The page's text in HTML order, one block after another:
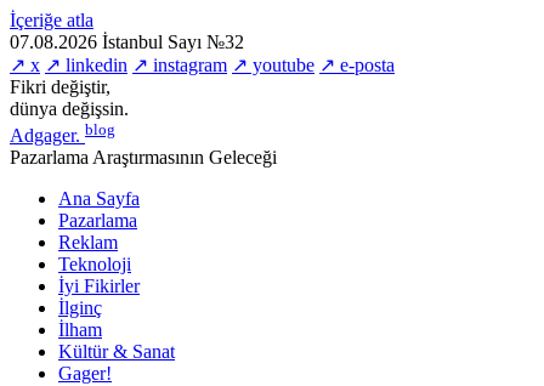
İçeriğe atla
07.08.2026 İstanbul Sayı №32
↗ x ↗ linkedin ↗ instagram ↗ youtube ↗ e-posta
Fikri değiştir,
dünya değişsin.
Adgager. blog
Pazarlama Araştırmasının Geleceği
Ana Sayfa
Pazarlama
Reklam
Teknoloji
İyi Fikirler
İlginç
İlham
Kültür & Sanat
Gager!